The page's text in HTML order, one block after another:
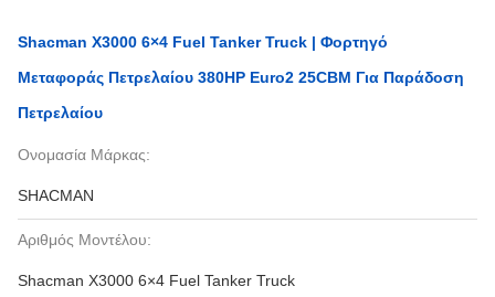
Shacman X3000 6×4 Fuel Tanker Truck | Φορτηγό
Μεταφοράς Πετρελαίου 380HP Euro2 25CBM Για Παράδοση
Πετρελαίου
Ονομασία Μάρκας:
SHACMAN
Αριθμός Μοντέλου:
Shacman X3000 6×4 Fuel Tanker Truck